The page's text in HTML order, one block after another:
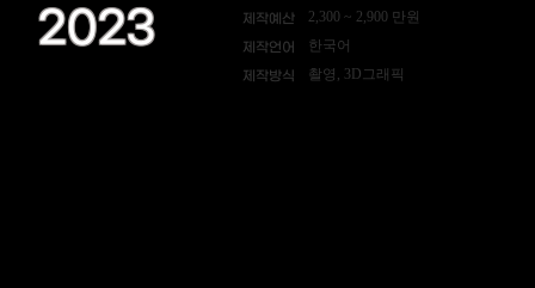
2023 제작예산 2,300 ~ 2,900 만원
제작언어 한국어
제작방식 촬영, 3D그래픽